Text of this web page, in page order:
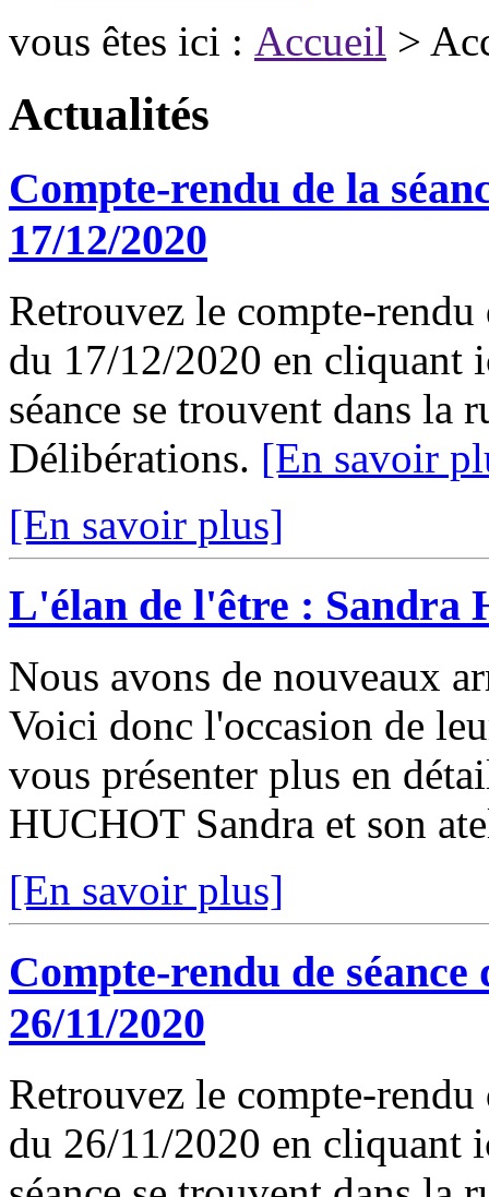
vous êtes ici : Accueil >
Actualités
Compte-rendu de la
17/12/2020
Retrouvez le compte-
du 17/12/2020 en cliquant
séance se trouvent dans
Délibérations. [En savoir
[En savoir plus]
L'élan de l'être : Sandra
Nous avons de nouveaux
Voici donc l'occasion de
vous présenter plus en
HUCHOT Sandra et son
[En savoir plus]
Compte-rendu de
26/11/2020
Retrouvez le compte-
du 26/11/2020 en cliquant